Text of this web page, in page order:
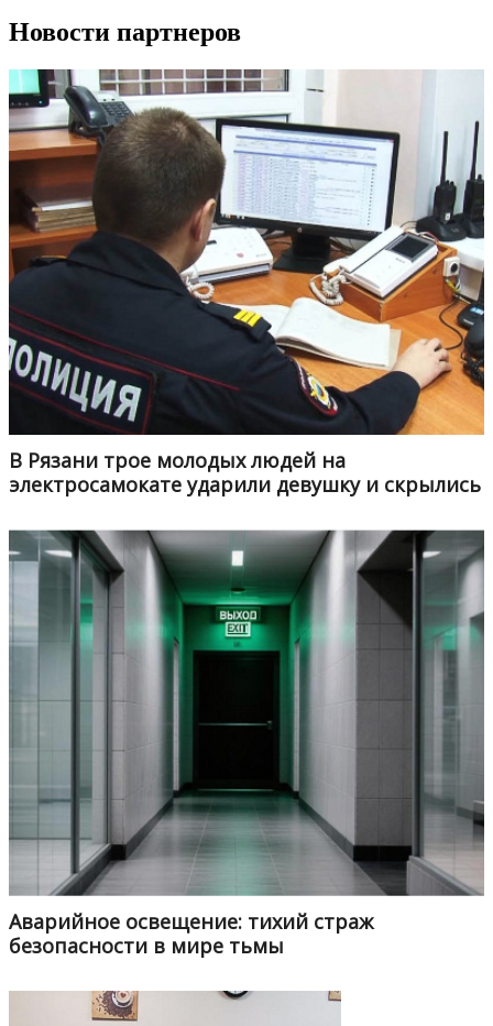
Новости партнеров
В Рязани трое молодых людей на
электросамокате ударили девушку и скрылись
Аварийное освещение: тихий страж
безопасности в мире тьмы